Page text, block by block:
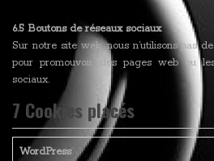
6.5 Boutons de réseaux sociaux
Sur notre site web, nous n’utilisons pas
pour promouvoir des pages web ou
sociaux.
7 Cookies placés
WordPress